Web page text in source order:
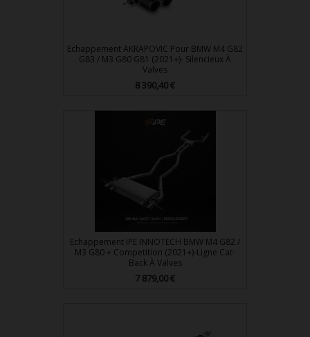
Echappement AKRAPOVIC Pour BMW M4 G82
G83 / M3 G80 G81 (2021+)- Silencieux À
Valves
Prix
8 390,40 €
Echappement IPE INNOTECH BMW M4 G82 /
M3 G80 + Competition (2021+)-Ligne Cat-
Back À Valves
Prix
7 879,00 €